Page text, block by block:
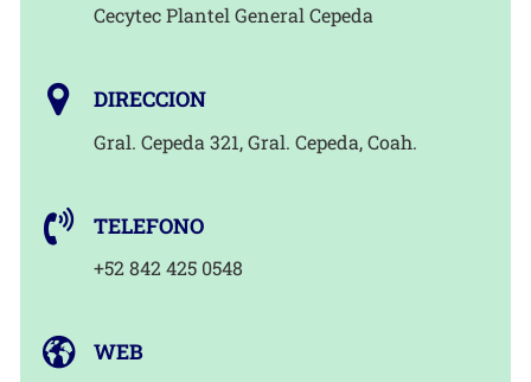
Cecytec Plantel General Cepeda
DIRECCION
Gral. Cepeda 321, Gral. Cepeda, Coah.
TELEFONO
+52 842 425 0548
WEB